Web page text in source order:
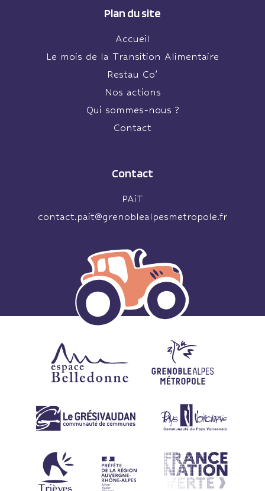
Plan du site
Accueil
Le mois de la Transition Alimentaire
Restau Co’
Nos actions
Qui sommes-nous ?
Contact
Contact
PAiT
contact.pait@grenoblealpesmetropole.fr